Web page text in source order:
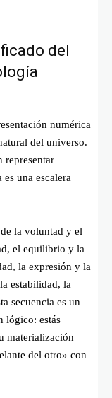
del
numérica
del universo.
representar
una escalera
la voluntad y el
el equilibrio y la
la expresión y la
estabilidad, la
secuencia es un
lógico: estás
materialización
del otro» con